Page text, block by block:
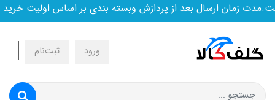
زمان ارسال بعد از پردازش وبسته بندی بر اساس اولیت خرید
ورود ثبت‌نام